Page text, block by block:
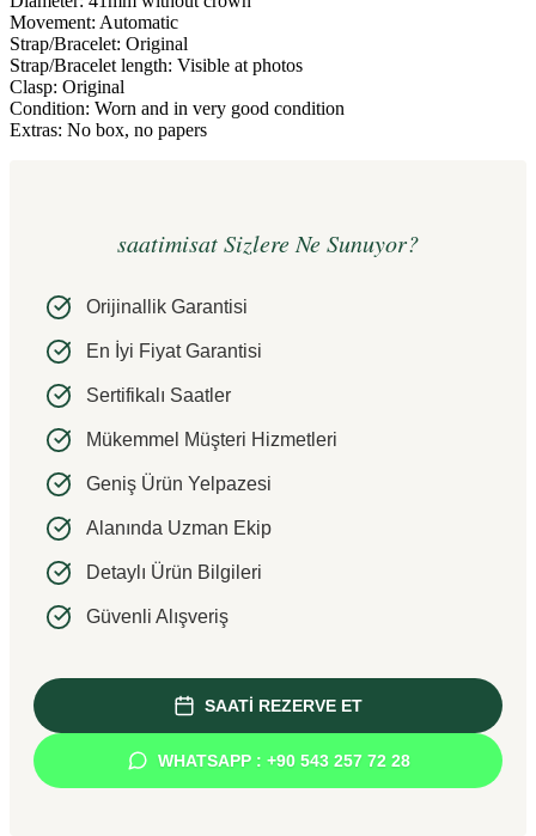
Movement: Automatic
Strap/Bracelet: Original
Strap/Bracelet length: Visible at photos
Clasp: Original
Condition: Worn and in very good condition
Extras: No box, no papers
saatimisat Sizlere Ne Sunuyor?
Orijinallik Garantisi
En İyi Fiyat Garantisi
Sertifikalı Saatler
Mükemmel Müşteri Hizmetleri
Geniş Ürün Yelpazesi
Alanında Uzman Ekip
Detaylı Ürün Bilgileri
Güvenli Alışveriş
SAATİ REZERVE ET
WHATSAPP : +90 543 257 72 28